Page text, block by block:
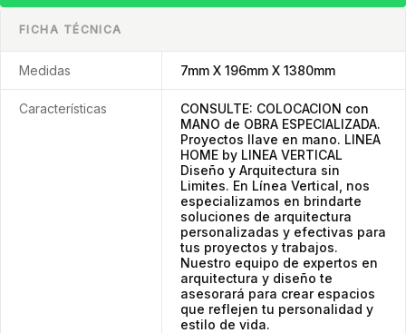
FICHA TÉCNICA
Medidas 7mm X 196mm X 1380mm
Características
CONSULTE: COLOCACION con
MANO de OBRA ESPECIALIZADA.
Proyectos llave en mano. LINEA
HOME by LINEA VERTICAL
Diseño y Arquitectura sin
Limites. En Línea Vertical, nos
especializamos en brindarte
soluciones de arquitectura
personalizadas y efectivas para
tus proyectos y trabajos.
Nuestro equipo de expertos en
arquitectura y diseño te
asesorará para crear espacios
que reflejen tu personalidad y
estilo de vida.